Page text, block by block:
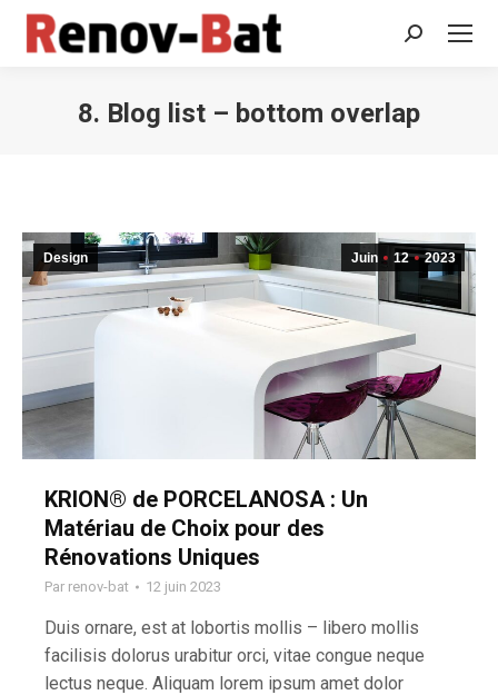
Recherche
8. Blog list – bottom overlap
Juin 12 2023
Design
KRION® de PORCELANOSA : Un
Matériau de Choix pour des
Rénovations Uniques
Par renov-bat 12 juin 2023
Duis ornare, est at lobortis mollis – libero mollis
facilisis dolorus urabitur orci, vitae congue neque
lectus neque. Aliquam lorem ipsum amet dolor